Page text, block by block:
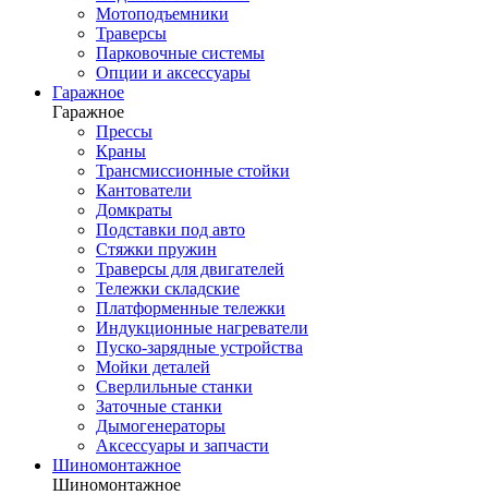
Мотоподъемники
Траверсы
Парковочные системы
Опции и аксессуары
Гаражное
Гаражное
Прессы
Краны
Трансмиссионные стойки
Кантователи
Домкраты
Подставки под авто
Стяжки пружин
Траверсы для двигателей
Тележки складские
Платформенные тележки
Индукционные нагреватели
Пуско-зарядные устройства
Мойки деталей
Сверлильные станки
Заточные станки
Дымогенераторы
Аксессуары и запчасти
Шиномонтажное
Шиномонтажное